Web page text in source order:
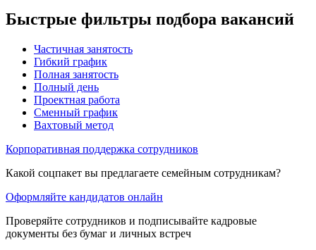
Быстрые фильтры подбора вакансий
Частичная занятость
Гибкий график
Полная занятость
Полный день
Проектная работа
Сменный график
Вахтовый метод
Корпоративная поддержка сотрудников
Какой соцпакет вы предлагаете семейным сотрудникам?
Оформляйте кандидатов онлайн
Проверяйте сотрудников и подписывайте кадровые
документы без бумаг и личных встреч